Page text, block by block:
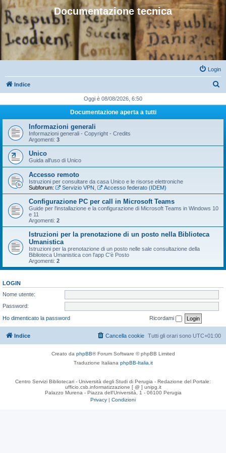
Documentazione tecnica
Login
Indice
c
Oggi è 08/08/2026, 6:50
Documentazione aperta a tutti
Informazioni generali
Informazioni generali - Copyright - Credits
Argomenti: 3
Unico
Guida all'uso di Unico
Accesso remoto
Istruzioni per consultare da casa Unico e le risorse elettroniche
Subforum:
Servizio VPN Accesso federato (IDEM)
Configurazione PC per call in Microsoft Teams
Guide per l'installazione e la configurazione di Microsoft Teams in Windows 10
e 11
Argomenti: 2
Istruzioni per la prenotazione di un posto nella Biblioteca
Umanistica
Istruzioni per la prenotazione di un posto nelle sale consultazione della
Biblioteca Umanistica con l'app C'è Posto
Argomenti: 2
LOGIN
Nome utente:
Password:
Ho dimenticato la password
Ricordami
Indice Tutti gli orari sono UTC+01:00
Cancella cookie
Creato da phpBB® Forum Software © phpBB Limited
Traduzione Italiana phpBB-Italia.it
Centro Servizi Bibliotecari - Università degli Studi di Perugia - Redazione del Portale:
ufficio.csb.informatizzazione [ @ ] unipg.it
Palazzo Murena - Piazza dell'Università, 1 - 06100 Perugia
Privacy | Condizioni